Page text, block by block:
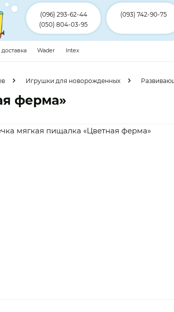
(096) 293-62-44
(050) 804-03-95
(093) 742-90-75
Wader Intex
Игрушки для новорожденных
ферма»